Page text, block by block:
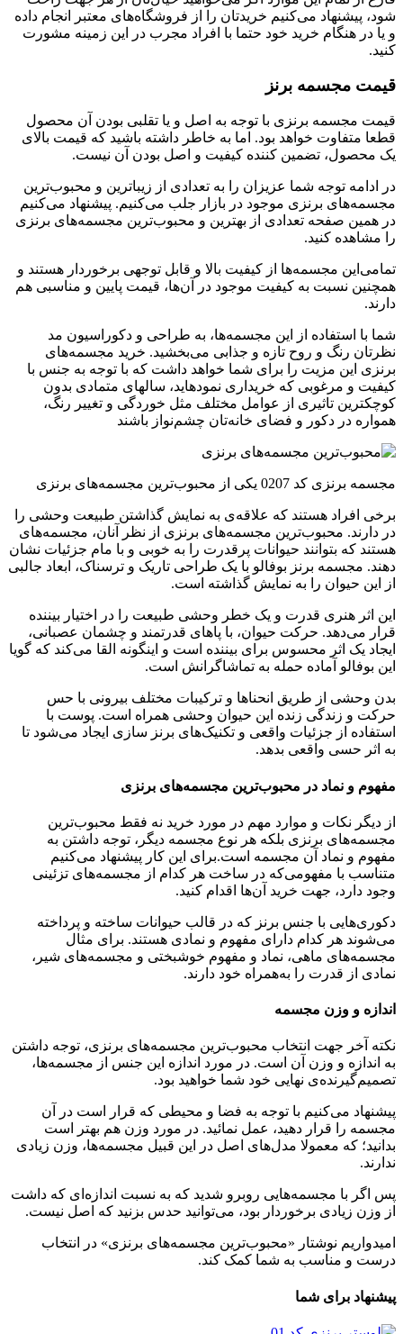
شود، پیشنهاد می‌کنیم خرید‌تان را از فروشگاه‌های معتبر انجام داده
و یا در هنگام خرید خود حتما با افراد مجرب در این زمینه مشورت
کنید.
قیمت مجسمه برنز
قیمت مجسمه‌ برنزی با توجه به اصل و یا تقلبی بودن آن محصول
قطعا متفاوت خواهد بود. اما به خاطر داشته باشید که قیمت بالای
یک محصول، تضمین کننده کیفیت و اصل بودن آن نیست.
در ادامه توجه شما عزیزان را به تعدادی از زیباترین و محبوب‌ترین
مجسمه‌های برنزی موجود در بازار جلب می‌کنیم. پیشنهاد می‌کنیم
در همین صفحه تعدادی از بهترین و محبوب‌ترین مجسمه‌های برنزی
را مشاهده کنید.
تمامی‌این مجسمه‌ها از کیفیت بالا و قابل توجهی برخوردار هستند و
همچنین نسبت به کیفیت موجود در آن‌ها، قیمت پایین و مناسبی هم
دارند.
شما با استفاده از این مجسمه‌ها، به طراحی و دکوراسیون مد
نظرتان رنگ و روح تازه و جذابی می‌بخشید. خرید مجسمه‌­های
برنزی این مزیت را برای شما خواهد داشت که با توجه به جنس با
کیفیت و مرغوبی که خریداری نموده­اید، سال­های متمادی بدون
کوچکترین تاثیری از عوامل مختلف مثل خوردگی و تغییر رنگ،
همواره در دکور و فضای خانه­‌تان چشم­‌نواز باشند
مجسمه برنزی کد 0207 یکی از محبوب‌ترین مجسمه‌های برنزی
برخی افراد هستند که علاقه­‌ی به نمایش گذاشتن طبیعت وحشی را
در دارند. محبوب‌ترین مجسمه‌های برنزی از نظر آنان، مجسمه‌­های
هستند که بتوانند حیوانات پرقدرت را به خوبی و با مام جزئیات نشان
دهند. مجسمه برنز بوفالو با یک طراحی تاریک و ترسناک، ابعاد جالبی
از این حیوان را به نمایش گذاشته است.
این اثر هنری قدرت و یک خطر وحشی طبیعت را در اختیار بیننده
قرار می‌دهد. حرکت حیوان، با پاهای قدرتمند و چشمان عصبانی،
ایجاد یک اثر محسوس برای بیننده است و اینگونه القا می­‌کند که گویا
این بوفالو آماده حمله به تماشاگرانش است.
بدن وحشی از طریق انحناها و ترکیبات مختلف بیرونی با حس
حرکت و زندگی زنده این حیوان وحشی همراه است. پوست با
استفاده از جزئیات واقعی و تکنیک‌های برنز سازی ایجاد می‌شود تا
به اثر حسی واقعی بدهد.
مفهوم و نماد در محبوب‌ترین مجسمه‌های برنزی
از دیگر نکات و موارد مهم در مورد خرید نه فقط محبوب‌ترین
مجسمه‌های برنزی بلکه هر نوع مجسمه دیگر، توجه داشتن به
مفهوم و نماد آن مجسمه است.برای این کار پیشنهاد می‌کنیم
متناسب با مفهومی‌که در ساخت هر کدام از مجسمه‌های تزئینی
وجود دارد، جهت خرید آن‌ها اقدام کنید.
دکوری‌هایی با جنس برنز که در قالب حیوانات ساخته و پرداخته
می‌شوند هر کدام دارای مفهوم و نمادی هستند. برای مثال
مجسمه‌های ماهی، نماد و مفهوم خوشبختی و مجسمه‌های شیر،
نمادی از قدرت را به­‌همراه خود دارند.
اندازه و وزن مجسمه
نکته آخر جهت انتخاب محبوب‌ترین مجسمه‌های برنزی، توجه داشتن
به اندازه و وزن آن است. در مورد اندازه این جنس از مجسمه‌ها،
تصمیم­‌گیرنده‌­ی نهایی خود شما خواهید بود.
پیشنهاد می‌کنیم با توجه به فضا و محیطی که قرار است در آن
مجسمه را قرار دهید، عمل نمائید. در مورد وزن هم بهتر است
بدانید؛ که معمولا مدل‌های اصل در این قبیل مجسمه‌ها، وزن زیادی
ندارند.
پس اگر با مجسمه‌هایی روبرو شدید که به نسبت اندازه‌ای که داشت
از وزن زیادی برخوردار بود، می‌توانید حدس بزنید که اصل نیست.
امیدواریم نوشتار «محبوب‌ترین مجسمه‌های برنزی» در انتخاب
درست و مناسب به شما کمک کند.
پیشنهاد برای شما